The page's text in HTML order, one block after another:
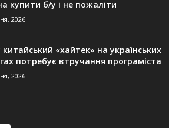
купити б/у і не пожаліти
2026
«хайтек» на українських
потребує втручання програміста
2026